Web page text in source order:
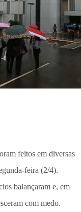
feitos em diversas
feira (2/4).
balançaram e, em
com medo.